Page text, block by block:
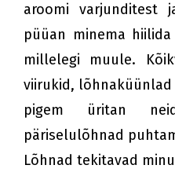
aroomi varjunditest
püüan minema
millelegi muule.
viirukid,
pigem üritan
päriselulõhnad
Lõhnad tekitavad